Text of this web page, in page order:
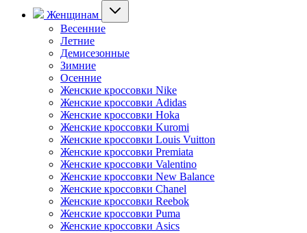
Женщинам
Весенние
Летние
Демисезонные
Зимние
Осенние
Женские кроссовки Nike
Женские кроссовки Adidas
Женские кроссовки Hoka
Женские кроссовки Kuromi
Женские кроссовки Louis Vuitton
Женские кроссовки Premiata
Женские кроссовки Valentino
Женские кроссовки New Balance
Женские кроссовки Chanel
Женские кроссовки Reebok
Женские кроссовки Puma
Женские кроссовки Asics